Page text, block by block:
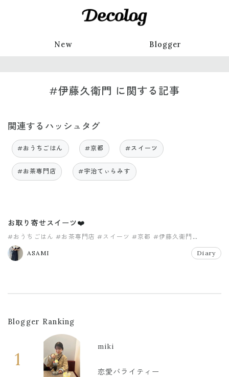
New Blogger
#伊藤久衛門 に関する記事
関連するハッシュタグ
#おうちごはん #京都 #スイーツ
#お茶専門店 #宇治てぃらみす
お取り寄せスイーツ❤️
#おうちごはん #お茶専門店 #スイーツ #京都 #伊藤久衛門
#宇治てぃらみす
ASAMI
Diary
Blogger Ranking
1
miki
恋愛バライティー